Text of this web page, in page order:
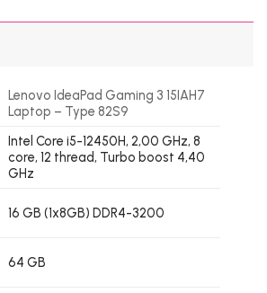
Lenovo IdeaPad Gaming 3 15IAH7
Laptop – Type 82S9
Intel Core i5-12450H, 2,00 GHz, 8
core, 12 thread, Turbo boost 4,40
GHz
16 GB (1x8GB) DDR4-3200
64 GB